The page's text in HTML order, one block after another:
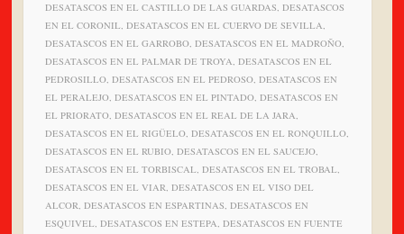
DESATASCOS EN EL CASTILLO DE LAS GUARDAS, DESATASCOS
EN EL CORONIL, DESATASCOS EN EL CUERVO DE SEVILLA,
DESATASCOS EN EL GARROBO, DESATASCOS EN EL MADROÑO,
DESATASCOS EN EL PALMAR DE TROYA, DESATASCOS EN EL
PEDROSILLO, DESATASCOS EN EL PEDROSO, DESATASCOS EN
EL PERALEJO, DESATASCOS EN EL PINTADO, DESATASCOS EN
EL PRIORATO, DESATASCOS EN EL REAL DE LA JARA,
DESATASCOS EN EL RIGÜELO, DESATASCOS EN EL RONQUILLO,
DESATASCOS EN EL RUBIO, DESATASCOS EN EL SAUCEJO,
DESATASCOS EN EL TORBISCAL, DESATASCOS EN EL TROBAL,
DESATASCOS EN EL VIAR, DESATASCOS EN EL VISO DEL
ALCOR, DESATASCOS EN ESPARTINAS, DESATASCOS EN
ESQUIVEL, DESATASCOS EN ESTEPA, DESATASCOS EN FUENTE